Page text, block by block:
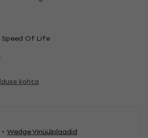
Speed Of Life
kohta
Wedge Vinüülplaadid